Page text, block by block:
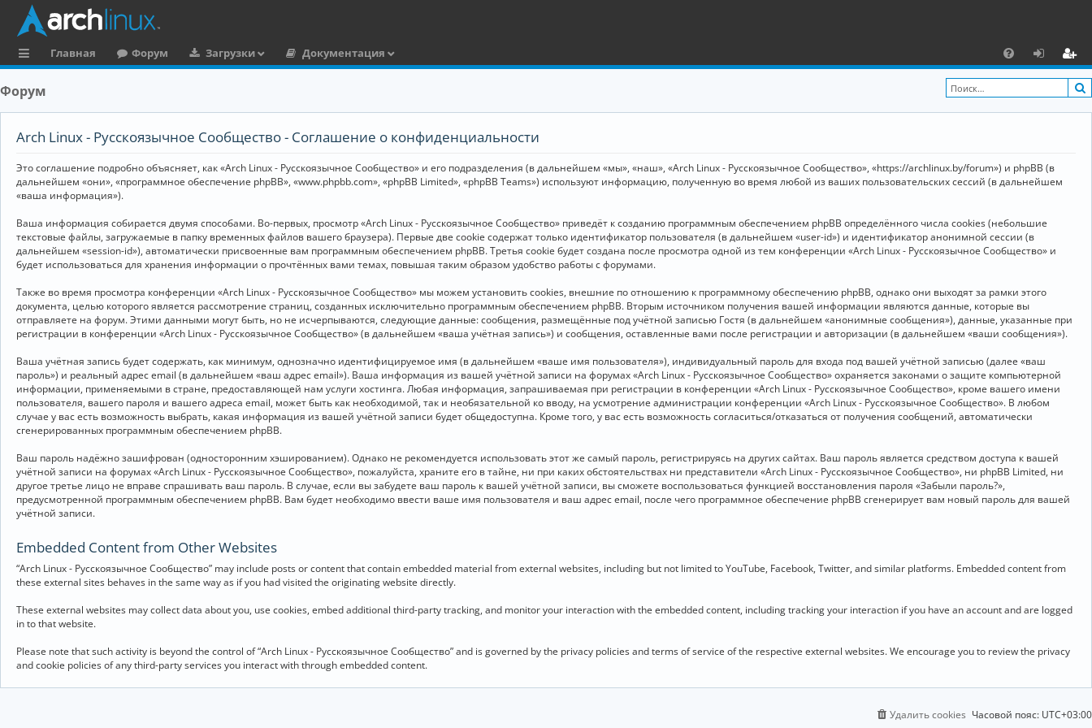
ы
и
Главная Форум Загрузки
Документация
F
A
х
о
ег
и
Форум
Arch Linux - Русскоязычное Сообщество - Соглашение о конфиденциальности
Это соглашение подробно объясняет, как «Arch Linux - Русскоязычное Сообщество» и его подразделения (в дальнейшем «мы», «наш», «Arch Linux - Русскоязычное Сообщество», «https://archlinux.by/forum») и phpBB (в
дальнейшем «они», «программное обеспечение phpBB», «www.phpbb.com», «phpBB Limited», «phpBB Teams») используют информацию, полученную во время любой из ваших пользовательских сессий (в дальнейшем
«ваша информация»).
Ваша информация собирается двумя способами. Во-первых, просмотр «Arch Linux - Русскоязычное Сообщество» приведёт к созданию программным обеспечением phpBB определённого числа cookies (небольшие
текстовые файлы, загружаемые в папку временных файлов вашего браузера). Первые две cookie содержат только идентификатор пользователя (в дальнейшем «user-id») и идентификатор анонимной сессии (в
дальнейшем «session-id»), автоматически присвоенные вам программным обеспечением phpBB. Третья cookie будет создана после просмотра одной из тем конференции «Arch Linux - Русскоязычное Сообщество» и
будет использоваться для хранения информации о прочтённых вами темах, повышая таким образом удобство работы с форумами.
Также во время просмотра конференции «Arch Linux - Русскоязычное Сообщество» мы можем установить cookies, внешние по отношению к программному обеспечению phpBB, однако они выходят за рамки этого
документа, целью которого является рассмотрение страниц, созданных исключительно программным обеспечением phpBB. Вторым источником получения вашей информации являются данные, которые вы
отправляете на форум. Этими данными могут быть, но не исчерпываются, следующие данные: сообщения, размещённые под учётной записью Гостя (в дальнейшем «анонимные сообщения»), данные, указанные при
регистрации в конференции «Arch Linux - Русскоязычное Сообщество» (в дальнейшем «ваша учётная запись») и сообщения, оставленные вами после регистрации и авторизации (в дальнейшем «ваши сообщения»).
Ваша учётная запись будет содержать, как минимум, однозначно идентифицируемое имя (в дальнейшем «ваше имя пользователя»), индивидуальный пароль для входа под вашей учётной записью (далее «ваш
пароль») и реальный адрес email (в дальнейшем «ваш адрес email»). Ваша информация из вашей учётной записи на форумах «Arch Linux - Русскоязычное Сообщество» охраняется законами о защите компьютерной
информации, применяемыми в стране, предоставляющей нам услуги хостинга. Любая информация, запрашиваемая при регистрации в конференции «Arch Linux - Русскоязычное Сообщество», кроме вашего имени
пользователя, вашего пароля и вашего адреса email, может быть как необходимой, так и необязательной ко вводу, на усмотрение администрации конференции «Arch Linux - Русскоязычное Сообщество». В любом
случае у вас есть возможность выбрать, какая информация из вашей учётной записи будет общедоступна. Кроме того, у вас есть возможность согласиться/отказаться от получения сообщений, автоматически
сгенерированных программным обеспечением phpBB.
Ваш пароль надёжно зашифрован (односторонним хэшированием). Однако не рекомендуется использовать этот же самый пароль, регистрируясь на других сайтах. Ваш пароль является средством доступа к вашей
учётной записи на форумах «Arch Linux - Русскоязычное Сообщество», пожалуйста, храните его в тайне, ни при каких обстоятельствах ни представители «Arch Linux - Русскоязычное Сообщество», ни phpBB Limited, ни
другое третье лицо не вправе спрашивать ваш пароль. В случае, если вы забудете ваш пароль к вашей учётной записи, вы сможете воспользоваться функцией восстановления пароля «Забыли пароль?»,
предусмотренной программным обеспечением phpBB. Вам будет необходимо ввести ваше имя пользователя и ваш адрес email, после чего программное обеспечение phpBB сгенерирует вам новый пароль для вашей
учётной записи.
Embedded Content from Other Websites
“Arch Linux - Русскоязычное Сообщество” may include posts or content that contain embedded material from external websites, including but not limited to YouTube, Facebook, Twitter, and similar platforms. Embedded content from
these external sites behaves in the same way as if you had visited the originating website directly.
These external websites may collect data about you, use cookies, embed additional third-party tracking, and monitor your interaction with the embedded content, including tracking your interaction if you have an account and are logged
in to that website.
Please note that such activity is beyond the control of “Arch Linux - Русскоязычное Сообщество” and is governed by the privacy policies and terms of service of the respective external websites. We encourage you to review the privacy
and cookie policies of any third-party services you interact with through embedded content.
Часовой пояс: UTC+03:00
Удалить cookies